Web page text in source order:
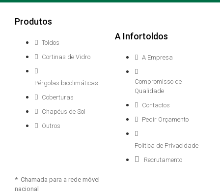
Produtos
Toldos
Cortinas de Vidro
Pérgolas bioclimáticas
Coberturas
Chapéus de Sol
Outros
A Infortoldos
A Empresa
Compromisso de
Qualidade
Contactos
Pedir Orçamento
Política de Privacidade
Recrutamento
* Chamada para a rede móvel
nacional